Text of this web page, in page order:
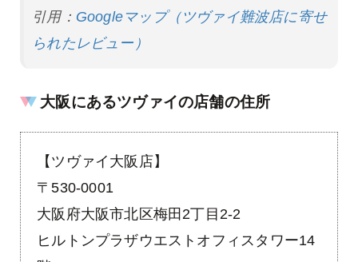
引用： Googleマップ（ツヴァイ難波店に寄せ
られたレビュー）
大阪にあるツヴァイの店舗の住所
【ツヴァイ大阪店】
〒530-0001
大阪府大阪市北区梅田2丁目2-2
ヒルトンプラザウエストオフィスタワー14